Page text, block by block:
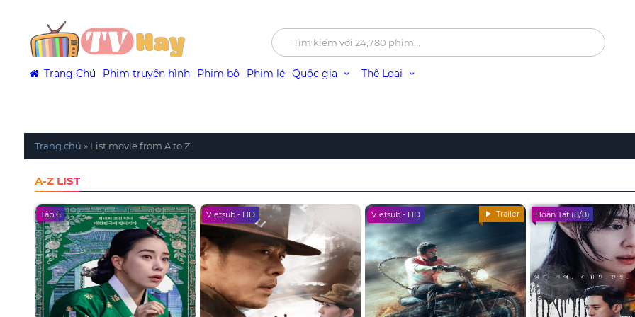
Trang Chủ Phim truyền hình Phim bộ Phim lẻ Quốc gia Thể Loại
Trang chủ » List movie from A to Z
A-Z LIST
Tập 6 Vietsub - HD Vietsub - HD Trailer Hoàn Tất (8/8)